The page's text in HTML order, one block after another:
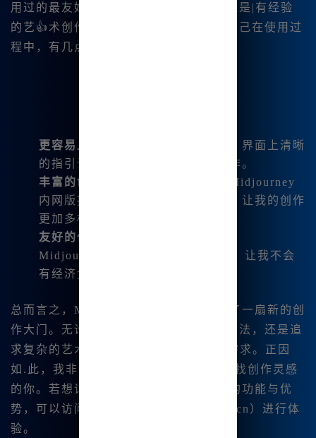
用过的最友好的工具之一。无论是新手还是|有经验
的艺👍术创作者，都可以轻松上手。我自己在使用过
程中，有几点心得如下：
更容易上手的操作
：无需复杂命令，界面上清晰
的指引让我能够流畅地完成我的创作。
丰富的创作选择
：如同一座宝藏，Midjourney
内网版提供了各种绘制模式及工具，让我的创作
更加多样化。
友好的价格
Midjourney内网版的订阅费用合理，让我不会
有经济负担。
总而言之，Midjourney内网版为我开启了一扇新的创
作大门。无论你是想要实现一个简单的想法，还是追
求复杂的艺术创作，😊它都能满足你的需求。正因
如.此，我非常推荐这个平台给同样在 寻找创作灵感
的你。若想详细了解Midjourney中文版的功能与优
势，可以访问其官网（https://www.bzu.cn）进行体
验。